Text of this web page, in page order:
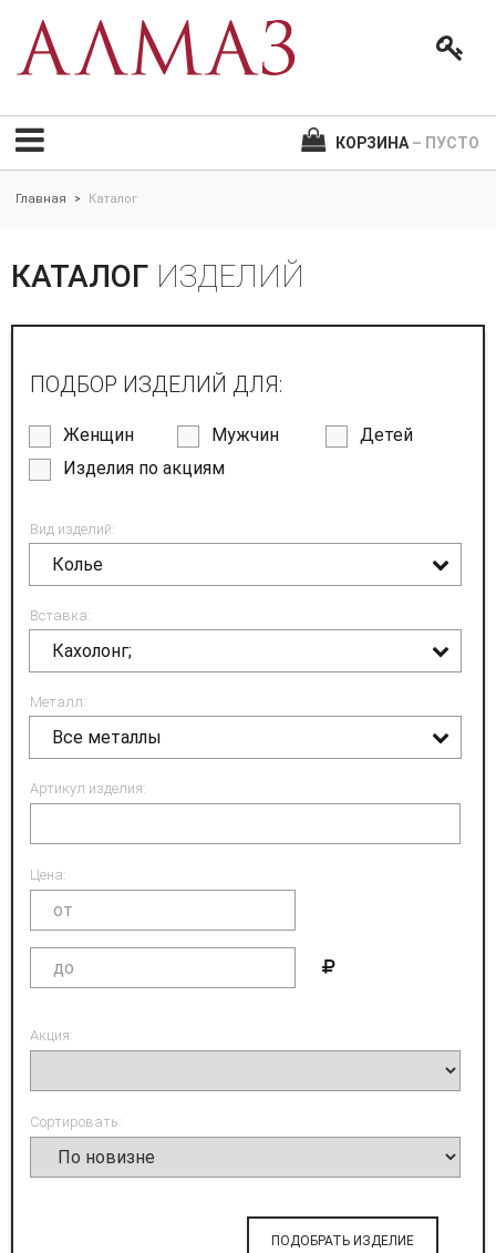
КОРЗИНА – ПУСТО
Главная > Каталог
КАТАЛОГ ИЗДЕЛИЙ
ПОДБОР ИЗДЕЛИЙ ДЛЯ:
Женщин Мужчин
Детей
Изделия по акциям
Вид изделий:
Колье
Вставка:
Кахолонг;
Металл:
Все металлы
Артикул изделия:
Цена:
Акция:
Сортировать:
ПОДОБРАТЬ ИЗДЕЛИЕ